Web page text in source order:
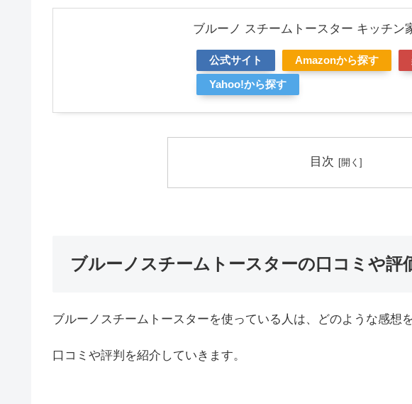
ブルーノ スチームトースター キッチン
公式サイト Amazonから探す
Yahoo!から探す
目次
ブルーノスチームトースターの口コミや評
ブルーノスチームトースターを使っている人は、どのような感想
口コミや評判を紹介していきます。